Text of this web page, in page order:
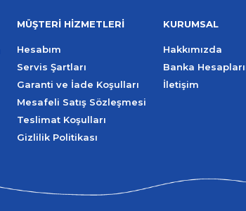
MÜŞTERİ HİZMETLERİ
Hesabım
Servis Şartları
Garanti ve İade Koşulları
Mesafeli Satış Sözleşmesi
Teslimat Koşulları
Gizlilik Politikası
KURUMSAL
Hakkımızda
Banka
İletişim